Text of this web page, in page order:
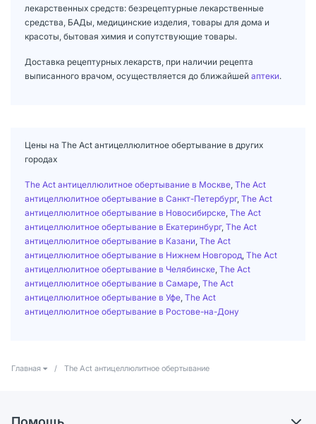
лекарственных средств: безрецептурные лекарственные
средства, БАДы, медицинские изделия, товары для дома и
красоты, бытовая химия и сопутствующие товары.
Доставка рецептурных лекарств, при наличии рецепта
выписанного врачом, осуществляется до ближайшей аптеки.
Цены на The Act антицеллюлитное обертывание в других
городах
The Act антицеллюлитное обертывание в Москве The Act
антицеллюлитное обертывание в Санкт-Петербург, The Act
антицеллюлитное обертывание в Новосибирске The Act
антицеллюлитное обертывание в Екатеринбург, The Act
антицеллюлитное обертывание в Казани The Act
антицеллюлитное обертывание в Нижнем Новгород The Act
антицеллюлитное обертывание в Челябинске The Act
антицеллюлитное обертывание в Самаре The Act
антицеллюлитное обертывание в Уфе The Act
антицеллюлитное обертывание в Ростове-на-Дону
Главная / The Act антицеллюлитное обертывание